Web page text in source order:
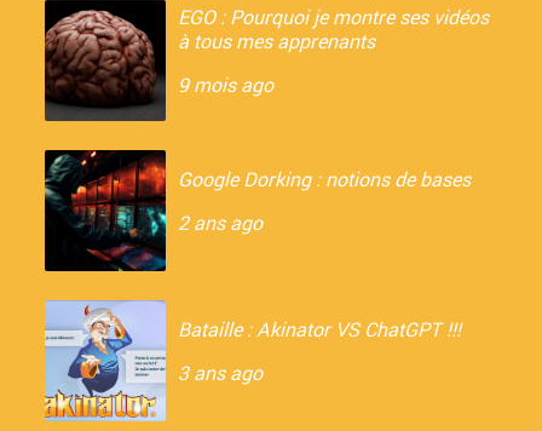
EGO : Pourquoi je montre ses vidéos
à tous mes apprenants
9 mois ago
Google Dorking : notions de bases
2 ans ago
Bataille : Akinator VS ChatGPT !!!
3 ans ago